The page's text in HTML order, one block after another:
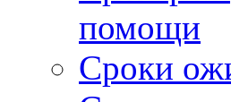
помощи
Сроки